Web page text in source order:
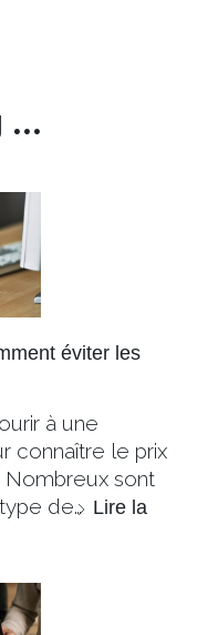
...
éviter les
à une
connaître le prix
Nombreux sont
de… Lire la